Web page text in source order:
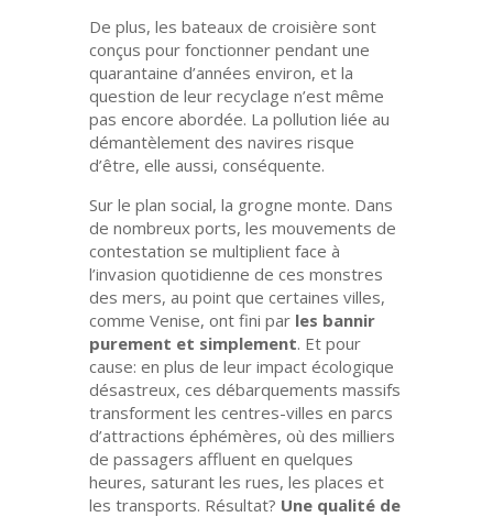
De plus, les bateaux de croisière sont
conçus pour fonctionner pendant une
quarantaine d’années environ, et la
question de leur recyclage n’est même
pas encore abordée. La pollution liée au
démantèlement des navires risque
d’être, elle aussi, conséquente.
Sur le plan social, la grogne monte. Dans
de nombreux ports, les mouvements de
contestation se multiplient face à
l’invasion quotidienne de ces monstres
des mers, au point que certaines villes,
comme Venise, ont fini par les bannir
purement et simplement. Et pour
cause: en plus de leur impact écologique
désastreux, ces débarquements massifs
transforment les centres-villes en parcs
d’attractions éphémères, où des milliers
de passagers affluent en quelques
heures, saturant les rues, les places et
les transports. Résultat? Une qualité de